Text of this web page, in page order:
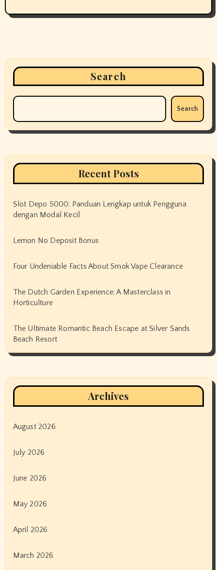
Search
Search
Recent Posts
Slot Depo 5000: Panduan Lengkap untuk Pengguna
dengan Modal Kecil
Lemon No Deposit Bonus
Four Undeniable Facts About Smok Vape Clearance
The Dutch Garden Experience: A Masterclass in
Horticulture
The Ultimate Romantic Beach Escape at Silver Sands
Beach Resort
Archives
August 2026
July 2026
June 2026
May 2026
April 2026
March 2026